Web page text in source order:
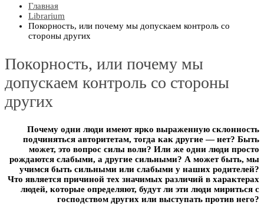
Главная
Librarium
Покорность, или почему мы допускаем контроль со
стороны других
Покорность, или почему мы
допускаем контроль со стороны
других
Почему одни люди имеют ярко выраженную склонность
подчиняться авторитетам, тогда как другие — нет? Быть
может, это вопрос силы воли? Или же одни люди просто
рождаются слабыми, а другие сильными? А может быть, мы
учимся быть сильными или слабыми у наших родителей?
Что является причиной тех значимых различий в характерах
людей, которые определяют, будут ли эти люди мириться с
господством других или выступать против него?